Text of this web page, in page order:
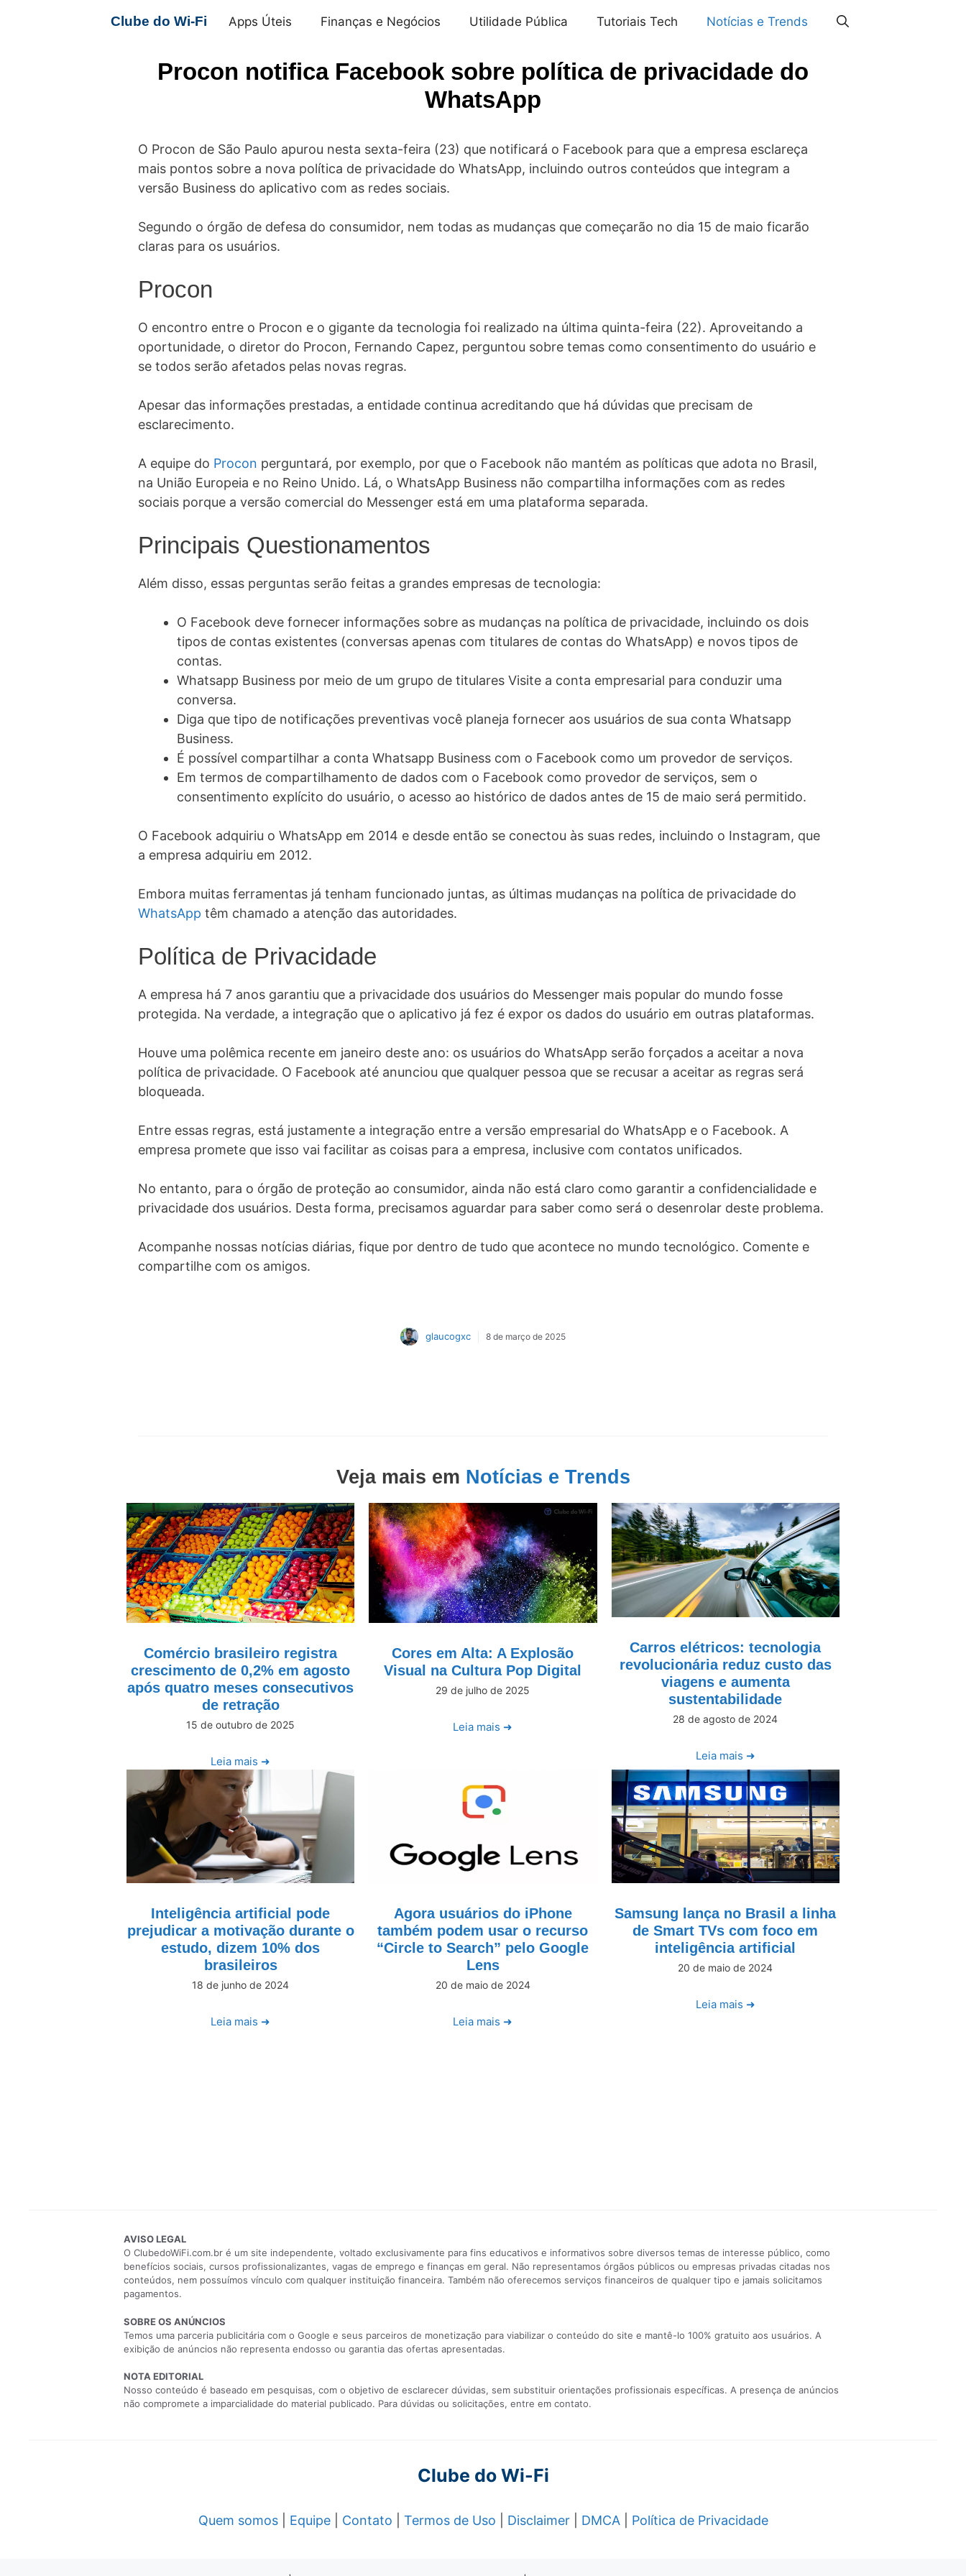
Clube do Wi-Fi Apps Úteis Finanças e Negócios Utilidade Pública Tutoriais Tech Notícias e Trends
Procon notifica Facebook sobre política de privacidade do
WhatsApp
O Procon de São Paulo apurou nesta sexta-feira (23) que notificará o Facebook para que a empresa esclareça
mais pontos sobre a nova política de privacidade do WhatsApp, incluindo outros conteúdos que integram a
versão Business do aplicativo com as redes sociais.
Segundo o órgão de defesa do consumidor, nem todas as mudanças que começarão no dia 15 de maio ficarão
claras para os usuários.
Procon
O encontro entre o Procon e o gigante da tecnologia foi realizado na última quinta-feira (22). Aproveitando a
oportunidade, o diretor do Procon, Fernando Capez, perguntou sobre temas como consentimento do usuário e
se todos serão afetados pelas novas regras.
Apesar das informações prestadas, a entidade continua acreditando que há dúvidas que precisam de
esclarecimento.
A equipe do Procon perguntará, por exemplo, por que o Facebook não mantém as políticas que adota no Brasil,
na União Europeia e no Reino Unido. Lá, o WhatsApp Business não compartilha informações com as redes
sociais porque a versão comercial do Messenger está em uma plataforma separada.
Principais Questionamentos
Além disso, essas perguntas serão feitas a grandes empresas de tecnologia:
O Facebook deve fornecer informações sobre as mudanças na política de privacidade, incluindo os dois
tipos de contas existentes (conversas apenas com titulares de contas do WhatsApp) e novos tipos de
contas.
Whatsapp Business por meio de um grupo de titulares Visite a conta empresarial para conduzir uma
conversa.
Diga que tipo de notificações preventivas você planeja fornecer aos usuários de sua conta Whatsapp
Business.
É possível compartilhar a conta Whatsapp Business com o Facebook como um provedor de serviços.
Em termos de compartilhamento de dados com o Facebook como provedor de serviços, sem o
consentimento explícito do usuário, o acesso ao histórico de dados antes de 15 de maio será permitido.
O Facebook adquiriu o WhatsApp em 2014 e desde então se conectou às suas redes, incluindo o Instagram, que
a empresa adquiriu em 2012.
Embora muitas ferramentas já tenham funcionado juntas, as últimas mudanças na política de privacidade do
WhatsApp têm chamado a atenção das autoridades.
Política de Privacidade
A empresa há 7 anos garantiu que a privacidade dos usuários do Messenger mais popular do mundo fosse
protegida. Na verdade, a integração que o aplicativo já fez é expor os dados do usuário em outras plataformas.
Houve uma polêmica recente em janeiro deste ano: os usuários do WhatsApp serão forçados a aceitar a nova
política de privacidade. O Facebook até anunciou que qualquer pessoa que se recusar a aceitar as regras será
bloqueada.
Entre essas regras, está justamente a integração entre a versão empresarial do WhatsApp e o Facebook. A
empresa promete que isso vai facilitar as coisas para a empresa, inclusive com contatos unificados.
No entanto, para o órgão de proteção ao consumidor, ainda não está claro como garantir a confidencialidade e
privacidade dos usuários. Desta forma, precisamos aguardar para saber como será o desenrolar deste problema.
Acompanhe nossas notícias diárias, fique por dentro de tudo que acontece no mundo tecnológico. Comente e
compartilhe com os amigos.
glaucogxc 8 de março de 2025
Veja mais em Notícias e Trends
Comércio brasileiro registra
crescimento de 0,2% em agosto
após quatro meses consecutivos
de retração
15 de outubro de 2025
Leia mais ➜
Cores em Alta: A Explosão
Visual na Cultura Pop Digital
29 de julho de 2025
Leia mais ➜
Carros elétricos: tecnologia
revolucionária reduz custo das
viagens e aumenta
sustentabilidade
28 de agosto de 2024
Leia mais ➜
Inteligência artificial pode
prejudicar a motivação durante o
estudo, dizem 10% dos
brasileiros
18 de junho de 2024
Leia mais ➜
Agora usuários do iPhone
também podem usar o recurso
“Circle to Search” pelo Google
Lens
20 de maio de 2024
Leia mais ➜
Samsung lança no Brasil a linha
de Smart TVs com foco em
inteligência artificial
20 de maio de 2024
Leia mais ➜
AVISO LEGAL
O ClubedoWiFi.com.br é um site independente, voltado exclusivamente para fins educativos e informativos sobre diversos temas de interesse público, como
benefícios sociais, cursos profissionalizantes, vagas de emprego e finanças em geral. Não representamos órgãos públicos ou empresas privadas citadas nos
conteúdos, nem possuímos vínculo com qualquer instituição financeira. Também não oferecemos serviços financeiros de qualquer tipo e jamais solicitamos
pagamentos.
SOBRE OS ANÚNCIOS
Temos uma parceria publicitária com o Google e seus parceiros de monetização para viabilizar o conteúdo do site e mantê-lo 100% gratuito aos usuários. A
exibição de anúncios não representa endosso ou garantia das ofertas apresentadas.
NOTA EDITORIAL
Nosso conteúdo é baseado em pesquisas, com o objetivo de esclarecer dúvidas, sem substituir orientações profissionais específicas. A presença de anúncios
não compromete a imparcialidade do material publicado. Para dúvidas ou solicitações, entre em contato.
Clube do Wi-Fi
Quem somos| Equipe| Contato Termos de Uso Disclaimer| DMCA| Política de Privacidade